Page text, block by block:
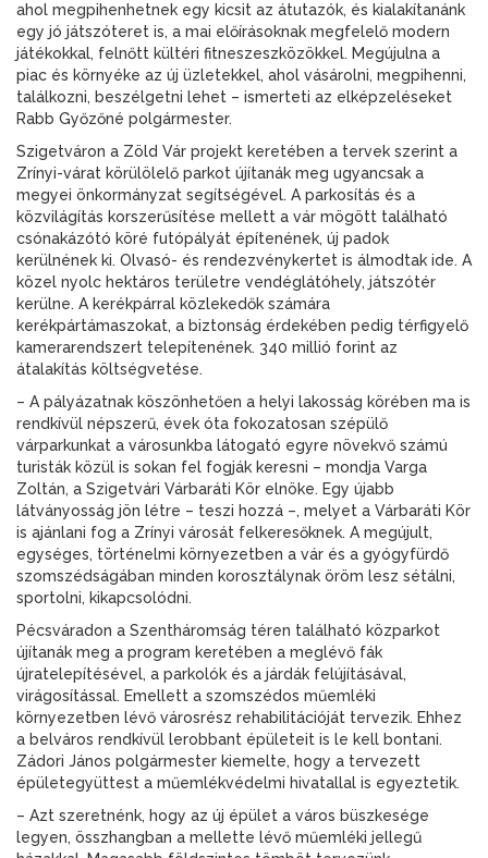
ahol megpihenhetnek egy kicsit az átutazók, és kialakítanánk
egy jó játszóteret is, a mai előírásoknak megfelelő modern
játékokkal, felnőtt kültéri fitneszeszközökkel. Megújulna a
piac és környéke az új üzletekkel, ahol vásárolni, megpihenni,
találkozni, beszélgetni lehet – ismerteti az elképzeléseket
Rabb Győzőné polgármester.
Szigetváron a Zöld Vár projekt keretében a tervek szerint a
Zrínyi-várat körülölelő parkot újítanák meg ugyancsak a
megyei önkormányzat segítségével. A parkosítás és a
közvilágítás korszerűsítése mellett a vár mögött található
csónakázótó köré futópályát építenének, új padok
kerülnének ki. Olvasó- és rendezvénykertet is álmodtak ide. A
közel nyolc hektáros területre vendéglátóhely, játszótér
kerülne. A kerékpárral közlekedők számára
kerékpártámaszokat, a biztonság érdekében pedig térfigyelő
kamerarendszert telepítenének. 340 millió forint az
átalakítás költségvetése.
– A pályázatnak köszönhetően a helyi lakosság körében ma is
rendkívül népszerű, évek óta fokozatosan szépülő
várparkunkat a városunkba látogató egyre növekvő számú
turisták közül is sokan fel fogják keresni – mondja Varga
Zoltán, a Szigetvári Várbaráti Kör elnöke. Egy újabb
látványosság jön létre – teszi hozzá –, melyet a Várbaráti Kör
is ajánlani fog a Zrínyi városát felkeresőknek. A megújult,
egységes, történelmi környezetben a vár és a gyógyfürdő
szomszédságában minden korosztálynak öröm lesz sétálni,
sportolni, kikapcsolódni.
Pécsváradon a Szentháromság téren található közparkot
újítanák meg a program keretében a meglévő fák
újratelepítésével, a parkolók és a járdák felújításával,
virágosítással. Emellett a szomszédos műemléki
környezetben lévő városrész rehabilitációját tervezik. Ehhez
a belváros rendkívül lerobbant épületeit is le kell bontani.
Zádori János polgármester kiemelte, hogy a tervezett
épületegyüttest a műemlékvédelmi hivatallal is egyeztetik.
– Azt szeretnénk, hogy az új épület a város büszkesége
legyen, összhangban a mellette lévő műemléki jellegű